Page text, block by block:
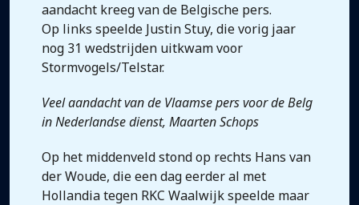
aandacht kreeg van de Belgische pers.
Op links speelde Justin Stuy, die vorig jaar
nog 31 wedstrijden uitkwam voor
Stormvogels/Telstar.
Veel aandacht van de Vlaamse pers voor de Belg
in Nederlandse dienst, Maarten Schops
Op het middenveld stond op rechts Hans van
der Woude, die een dag eerder al met
Hollandia tegen RKC Waalwijk speelde maar